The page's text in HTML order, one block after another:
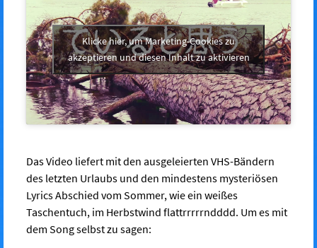
Klicke hier, um Marketing-Cookies zu
akzeptieren und diesen Inhalt zu aktivieren
Das Video liefert mit den ausgeleierten VHS-Bändern
des letzten Urlaubs und den mindestens mysteriösen
Lyrics Abschied vom Sommer, wie ein weißes
Taschentuch, im Herbstwind flattrrrrrndddd. Um es mit
dem Song selbst zu sagen: